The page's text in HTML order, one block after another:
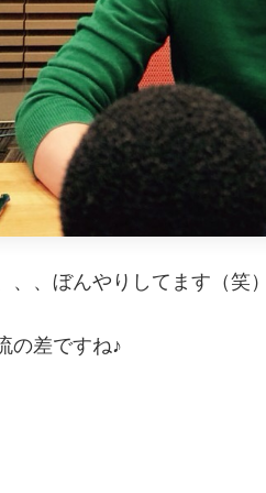
、、ぼんやりしてます（笑
の差ですね♪